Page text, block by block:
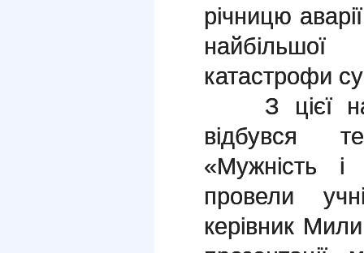
річницю
найбільшої
катастрофи
З цієї
відбувся
«Мужність
провели
керівник